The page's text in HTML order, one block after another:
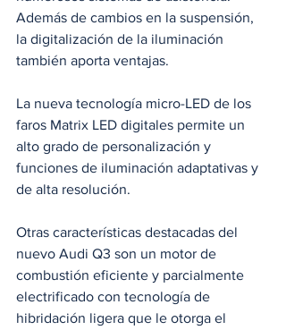
Además de cambios en la suspensión,
la digitalización de la iluminación
también aporta ventajas.
La nueva tecnología micro-LED de los
faros Matrix LED digitales permite un
alto grado de personalización y
funciones de iluminación adaptativas y
de alta resolución.
Otras características destacadas del
nuevo Audi Q3 son un motor de
combustión eficiente y parcialmente
electrificado con tecnología de
hibridación ligera que le otorga el